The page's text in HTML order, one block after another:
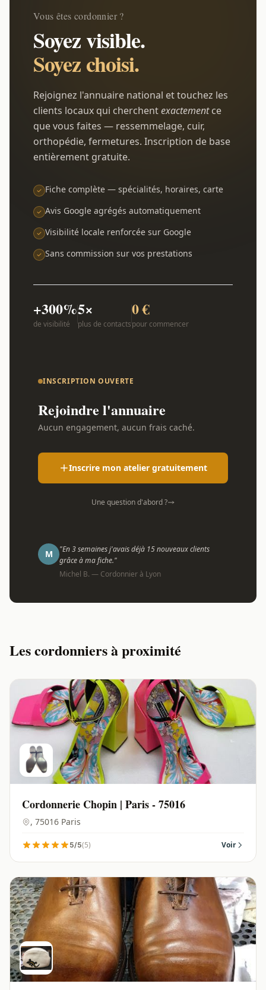
Vous êtes cordonnier ?
Soyez visible.
Soyez choisi.
Rejoignez l'annuaire national et touchez les
clients locaux qui cherchentexactementce
que vous faites — ressemmelage, cuir,
orthopédie, fermetures. Inscription de base
entièrement gratuite.
Fiche complète — spécialités, horaires, carte
Avis Google agrégés automatiquement
Visibilité locale renforcée sur Google
Sans commission sur vos prestations
+300%
de visibilité
5×
plus de contacts
0 €
pour commencer
INSCRIPTION OUVERTE
Rejoindre l'annuaire
Aucun engagement, aucun frais caché.
Inscrire mon atelier gratuitement
Une question d'abord ?
M
"En 3 semaines j'avais déjà 15 nouveaux clients
grâce à ma fiche."
Michel B. — Cordonnier à Lyon
Les cordonniers à proximité
Cordonnerie Chopin | Paris - 75016
, 75016 Paris
5/5(5) Voir